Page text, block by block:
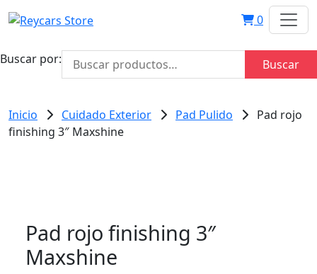
0
Buscar por: Buscar
Inicio Cuidado Exterior Pad Pulido
Pad rojo
finishing 3″ Maxshine
Pad rojo finishing 3″
Maxshine